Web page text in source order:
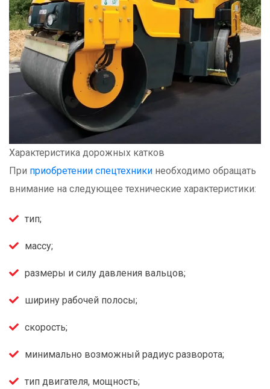
Характеристика дорожных катков
При приобретении спецтехники необходимо обращать
внимание на следующее технические характеристики:
тип;
массу;
размеры и силу давления вальцов;
ширину рабочей полосы;
скорость;
минимально возможный радиус разворота;
тип двигателя, мощность;